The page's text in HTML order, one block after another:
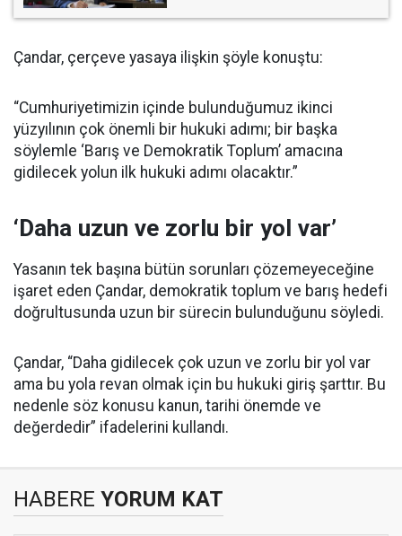
Çandar, çerçeve yasaya ilişkin şöyle konuştu:
“Cumhuriyetimizin içinde bulunduğumuz ikinci
yüzyılının çok önemli bir hukuki adımı; bir başka
söylemle ‘Barış ve Demokratik Toplum’ amacına
gidilecek yolun ilk hukuki adımı olacaktır.”
‘Daha uzun ve zorlu bir yol var’
Yasanın tek başına bütün sorunları çözemeyeceğine
işaret eden Çandar, demokratik toplum ve barış hedefi
doğrultusunda uzun bir sürecin bulunduğunu söyledi.
Çandar, “Daha gidilecek çok uzun ve zorlu bir yol var
ama bu yola revan olmak için bu hukuki giriş şarttır. Bu
nedenle söz konusu kanun, tarihi önemde ve
değerdedir” ifadelerini kullandı.
HABERE YORUM KAT